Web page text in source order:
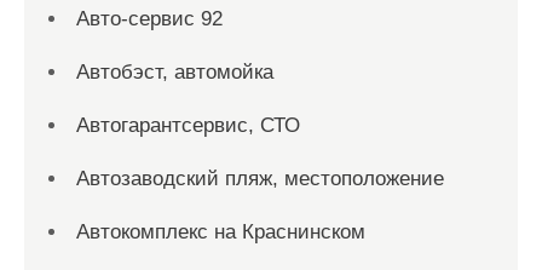
Авто-сервис 92
Автобэст, автомойка
Автогарантсервис, СТО
Автозаводский пляж, местоположение
Автокомплекс на Краснинском